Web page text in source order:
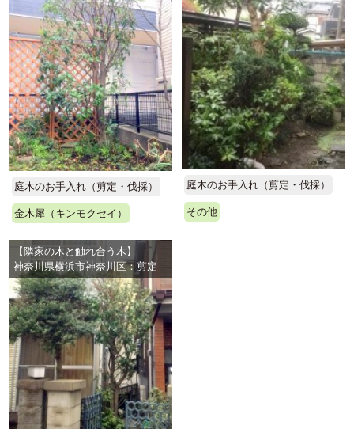
庭木のお手入れ（剪定・伐採）
金木犀（キンモクセイ）
庭木のお手入れ（剪定・伐採）
その他
【隣家の木と触れ合う木】
神奈川県横浜市神奈川区：剪定